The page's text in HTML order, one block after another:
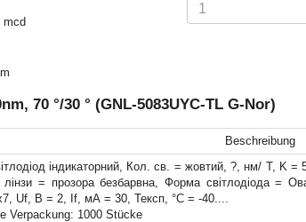
mcd
70 °/30 ° (GNL-5083UYC-TL G-Nor)
Beschreibung
індикаторний, Кол. св. = жовтий, ?, нм/ T, K
= прозора безбарвна, Форма світлодіода =
Uf, В = 2, If, мА = 30, Тексп, °С = -40....
Verpackung: 1000 Stücke